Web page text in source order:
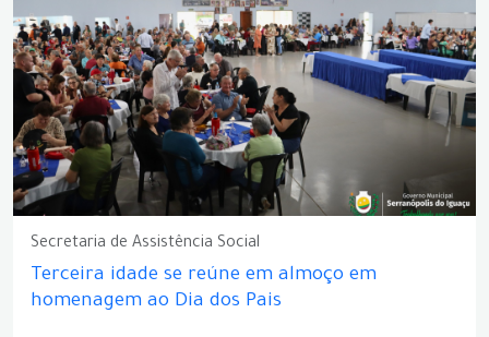
Secretaria de Assistência Social
Terceira idade se reúne em almoço em
homenagem ao Dia dos Pais